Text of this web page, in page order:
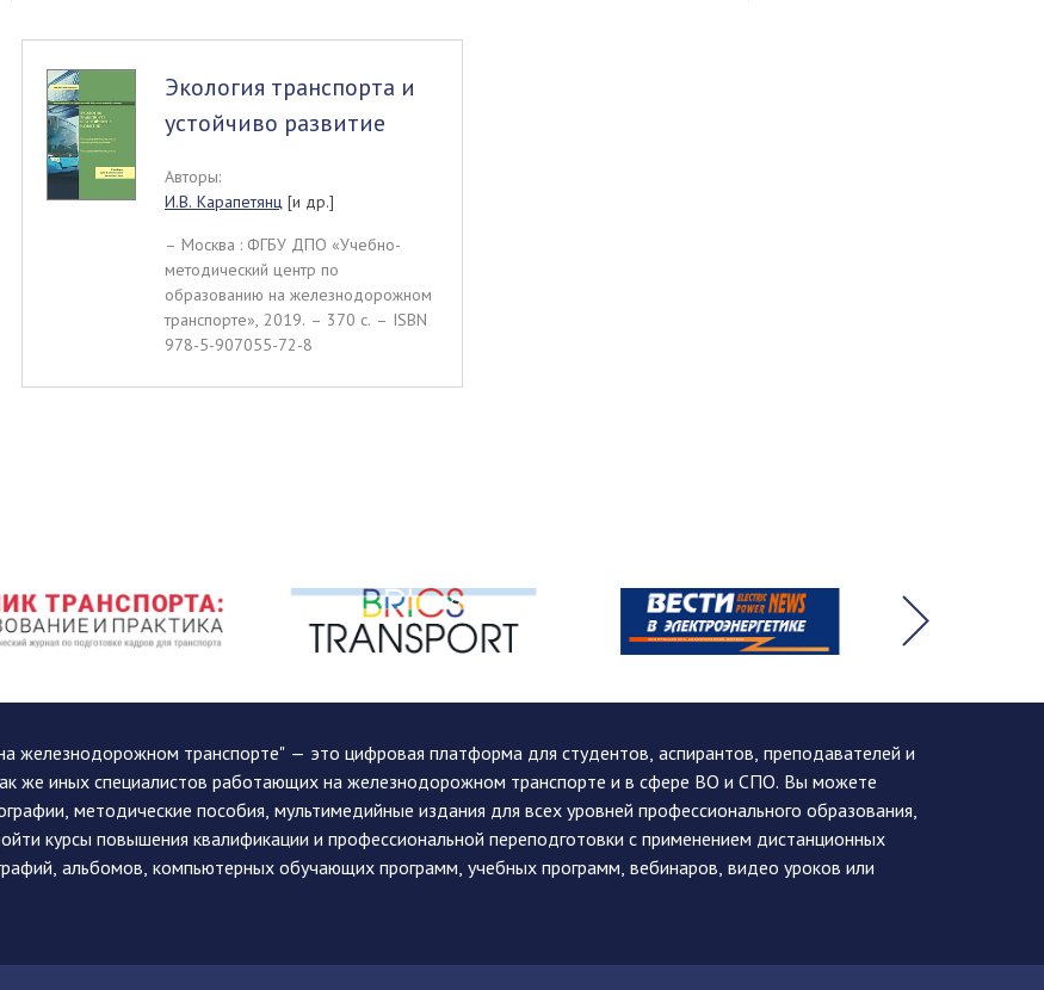
Экология транспорта и
устойчиво развитие
Авторы:
И.В. Карапетянц[и др.]
– Москва : ФГБУ ДПО «Учебно-
методический центр по
образованию на железнодорожном
транспорте», 2019. – 370 c. – ISBN
978-5-907055-72-8
железнодорожном транспорте" — это цифровая платформа для студентов, аспирантов, преподавателей и
же иных специалистов работающих на железнодорожном транспорте и в сфере ВО и СПО. Вы можете
методические пособия, мультимедийные издания для всех уровней профессионального образования,
курсы повышения квалификации и профессиональной переподготовки с применением дистанционных
альбомов, компьютерных обучающих программ, учебных программ, вебинаров, видео уроков или